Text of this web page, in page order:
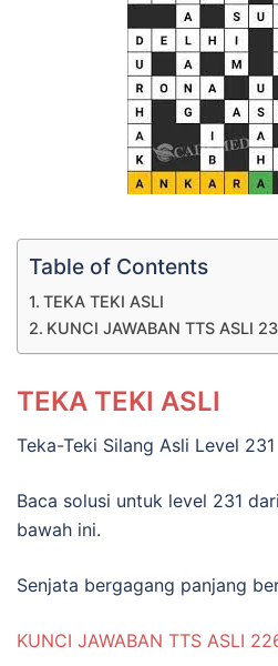
Table of Contents
TEKA TEKI ASLI
KUNCI JAWABAN TTS ASLI
TEKA TEKI ASLI
Teka-Teki Silang Asli Level 231
Baca solusi untuk level 231
bawah ini.
Senjata bergagang panjang
KUNCI JAWABAN TTS ASLI